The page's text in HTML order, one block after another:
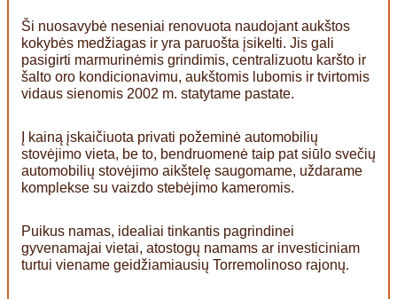
Ši nuosavybė neseniai renovuota naudojant aukštos
kokybės medžiagas ir yra paruošta įsikelti. Jis gali
pasigirti marmurinėmis grindimis, centralizuotu karšto ir
šalto oro kondicionavimu, aukštomis lubomis ir tvirtomis
vidaus sienomis 2002 m. statytame pastate.
Į kainą įskaičiuota privati požeminė automobilių
stovėjimo vieta, be to, bendruomenė taip pat siūlo svečių
automobilių stovėjimo aikštelę saugomame, uždarame
komplekse su vaizdo stebėjimo kameromis.
Puikus namas, idealiai tinkantis pagrindinei
gyvenamajai vietai, atostogų namams ar investiciniam
turtui viename geidžiamiausių Torremolinoso rajonų.